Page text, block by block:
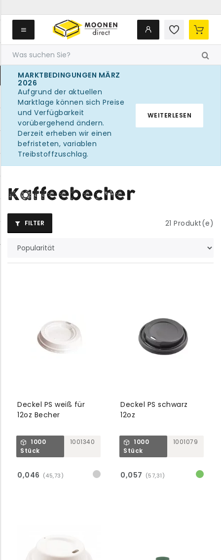
MARKTBEDINGUNGEN MÄRZ
2026
Aufgrund der aktuellen
Marktlage können sich Preise
und Verfügbarkeit
vorübergehend ändern.
Derzeit erheben wir einen
befristeten, variablen
Treibstoffzuschlag.
WEITERLESEN
Kaffeebecher
FILTER 21 Produkt(e)
Deckel PS weiß für
12oz Becher
1000
Stück
1001340
0,046 (45,73)
Deckel PS schwarz
12oz
1000
Stück
1001079
0,057 (57,31)